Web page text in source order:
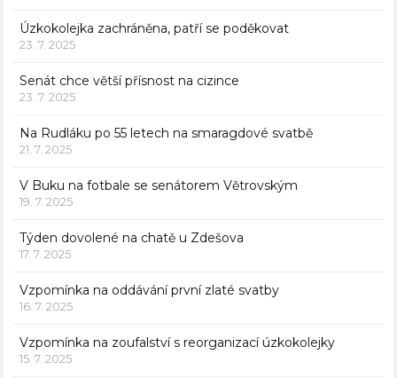
Úzkokolejka zachráněna, patří se poděkovat
23. 7. 2025
Senát chce větší přísnost na cizince
23. 7. 2025
Na Rudláku po 55 letech na smaragdové svatbě
21. 7. 2025
V Buku na fotbale se senátorem Větrovským
19. 7. 2025
Týden dovolené na chatě u Zdešova
17. 7. 2025
Vzpomínka na oddávání první zlaté svatby
16. 7. 2025
Vzpomínka na zoufalství s reorganizací úzkokolejky
15. 7. 2025